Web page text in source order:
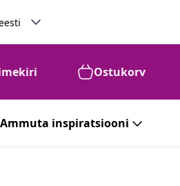
Ostukorv
Ammuta inspiratsiooni